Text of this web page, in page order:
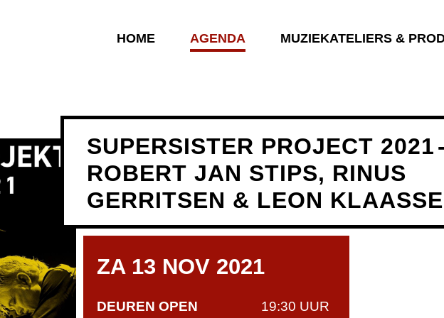
HOME AGENDA MUZIEKATELIERS &
SUPERSISTER PROJECT 2021-
ROBERT JAN STIPS, RINUS
GERRITSEN & LEON KLAASSE
ZA 13 NOV 2021
DEUREN OPEN
19:30 UUR